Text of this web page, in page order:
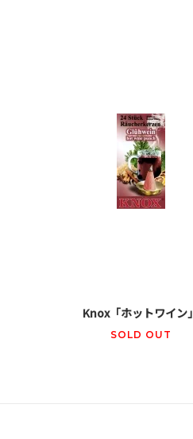
Knox「ホットワイン」
SOLD OUT